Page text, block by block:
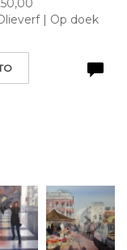
| Op doek